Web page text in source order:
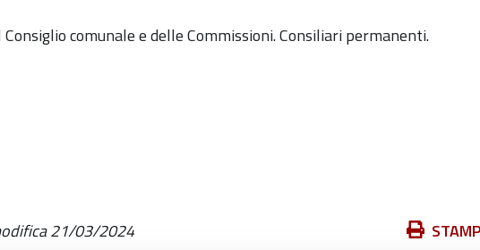
comunale e delle Commissioni. Consiliari permanenti.
Azioni
21/03/2024